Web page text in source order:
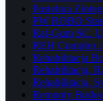
Pustelnia
PW ROBO
Raf-Gum SC.
REH Complex
Rehabilitacja
Rehabilitacja,
Rehabilitacja,
Remonty